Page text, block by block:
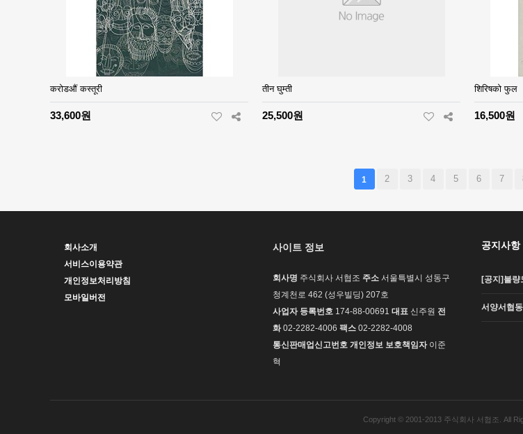
करोडऔं कस्तूरी
33,600원
तीन घुम्ती
25,500원
शिरिषको फुल
16,500원
1 2 3 4 5 6 7
회사소개
서비스이용약관
개인정보처리방침
모바일버전
사이트 정보
회사명 주식회사 서협조 주소 서울특별시 성동구
청계천로 462 (성우빌딩) 207호
사업자 등록번호 174-88-00691 대표 신주원 전
화02-2282-4006 팩스 02-2282-4008
통신판매업신고번호 개인정보 보호책임자이준
혁
공지사항
[공지]불량
서양서협
Copyright © 2001-2013 주식회사 서협조. All